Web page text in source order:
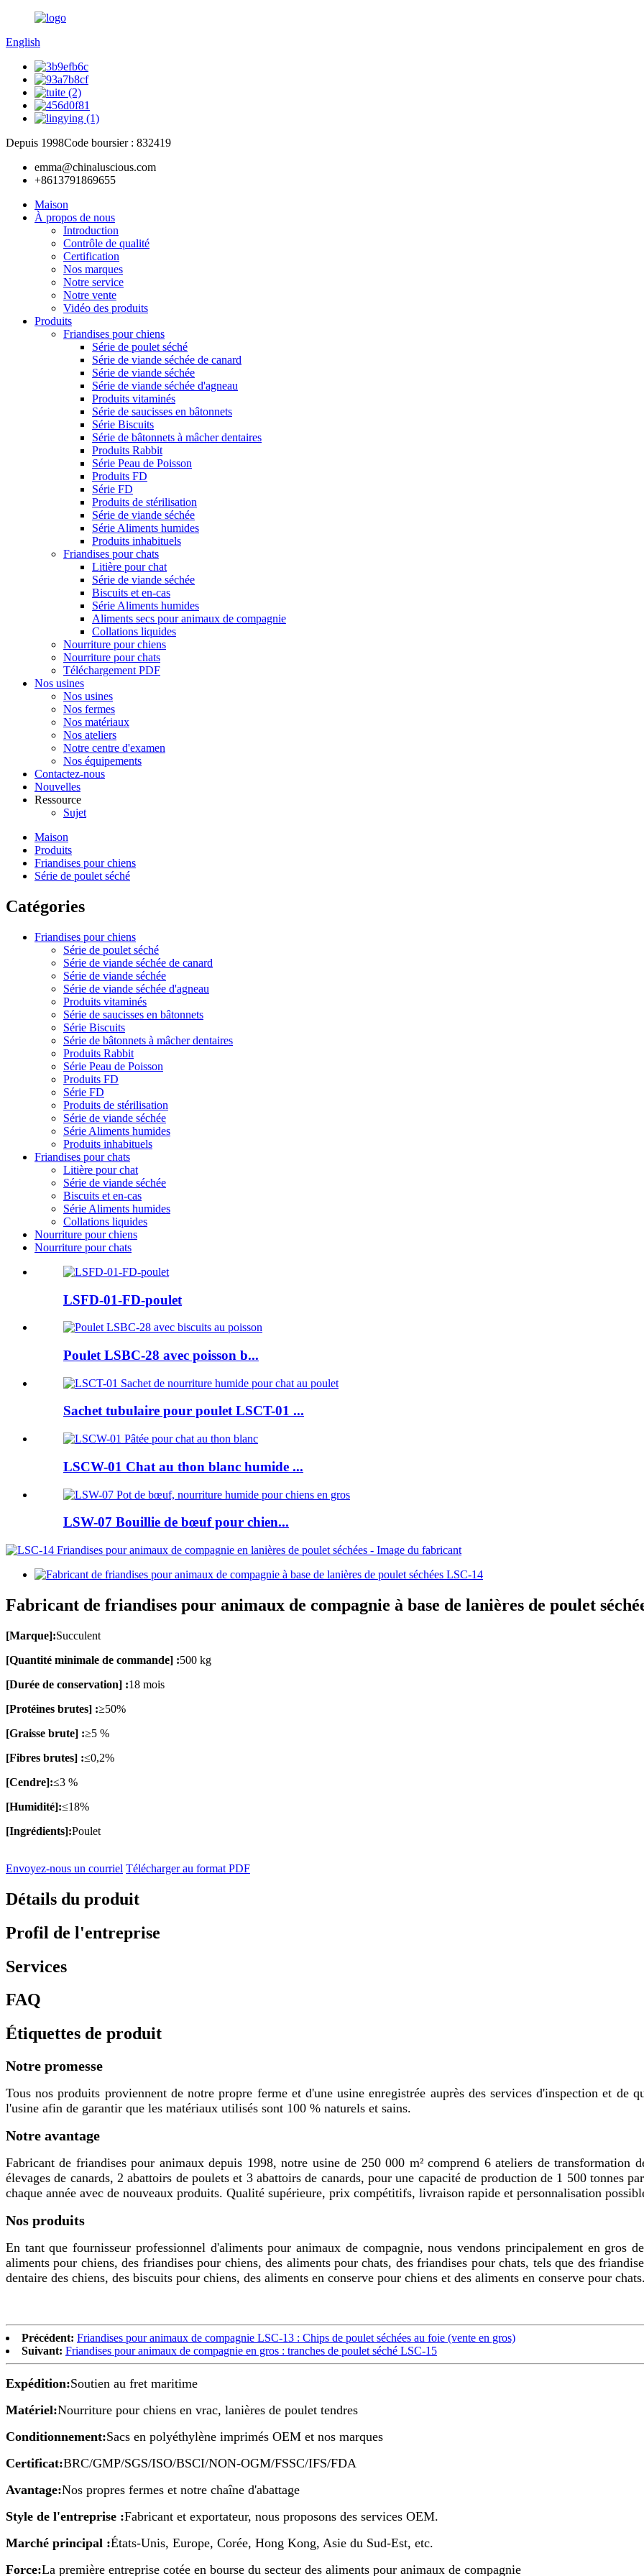
English
Depuis 1998Code boursier : 832419
emma@chinaluscious.com
+8613791869655
Maison
À propos de nous
Introduction
Contrôle de qualité
Certification
Nos marques
Notre service
Notre vente
Vidéo des produits
Produits
Friandises pour chiens
Série de poulet séché
Série de viande séchée de canard
Série de viande séchée
Série de viande séchée d'agneau
Produits vitaminés
Série de saucisses en bâtonnets
Série Biscuits
Série de bâtonnets à mâcher dentaires
Produits Rabbit
Série Peau de Poisson
Produits FD
Série FD
Produits de stérilisation
Série de viande séchée
Série Aliments humides
Produits inhabituels
Friandises pour chats
Litière pour chat
Série de viande séchée
Biscuits et en-cas
Série Aliments humides
Aliments secs pour animaux de compagnie
Collations liquides
Nourriture pour chiens
Nourriture pour chats
Téléchargement PDF
Nos usines
Nos usines
Nos fermes
Nos matériaux
Nos ateliers
Notre centre d'examen
Nos équipements
Contactez-nous
Nouvelles
Ressource
Sujet
Maison
Produits
Friandises pour chiens
Série de poulet séché
Catégories
Friandises pour chiens
Série de poulet séché
Série de viande séchée de canard
Série de viande séchée
Série de viande séchée d'agneau
Produits vitaminés
Série de saucisses en bâtonnets
Série Biscuits
Série de bâtonnets à mâcher dentaires
Produits Rabbit
Série Peau de Poisson
Produits FD
Série FD
Produits de stérilisation
Série de viande séchée
Série Aliments humides
Produits inhabituels
Friandises pour chats
Litière pour chat
Série de viande séchée
Biscuits et en-cas
Série Aliments humides
Collations liquides
Nourriture pour chiens
Nourriture pour chats
LSFD-01-FD-poulet
Poulet LSBC-28 avec poisson b...
Sachet tubulaire pour poulet LSCT-01 ...
LSCW-01 Chat au thon blanc humide ...
LSW-07 Bouillie de bœuf pour chien...
Fabricant de friandises pour animaux de compagnie à base de lanières de poulet
[Marque]:Succulent
[Quantité minimale de commande] :500 kg
[Durée de conservation] :18 mois
[Protéines brutes] :≥50%
[Graisse brute] :≥5 %
[Fibres brutes] :≤0,2%
[Cendre]:≤3 %
[Humidité]:≤18%
[Ingrédients]:Poulet
Envoyez-nous un courriel Télécharger au format PDF
Détails du produit
Profil de l'entreprise
Services
FAQ
Étiquettes de produit
Notre promesse
Tous nos produits proviennent de notre propre ferme et d'une usine enregistrée auprès des services d'inspection et de
l'usine afin de garantir que les matériaux utilisés sont 100 % naturels et sains.
Notre avantage
Fabricant de friandises pour animaux depuis 1998, notre usine de 250 000 m² comprend 6 ateliers de transformation
élevages de canards, 2 abattoirs de poulets et 3 abattoirs de canards, pour une capacité de production de 1 500 tonnes
chaque année avec de nouveaux produits. Qualité supérieure, prix compétitifs, livraison rapide et personnalisation
Nos produits
En tant que fournisseur professionnel d'aliments pour animaux de compagnie, nous vendons principalement en gros
aliments pour chiens, des friandises pour chiens, des aliments pour chats, des friandises pour chats, tels que des
dentaire des chiens, des biscuits pour chiens, des aliments en conserve pour chiens et des aliments en conserve pour chats.
Précédent: Friandises pour animaux de compagnie LSC-13 : Chips de poulet séchées au foie (vente en gros)
Suivant: Friandises pour animaux de compagnie en gros : tranches de poulet séché LSC-15
Expédition:Soutien au fret maritime
Matériel:Nourriture pour chiens en vrac, lanières de poulet tendres
Conditionnement:Sacs en polyéthylène imprimés OEM et nos marques
Certificat:BRC/GMP/SGS/ISO/BSCI/NON-OGM/FSSC/IFS/FDA
Avantage:Nos propres fermes et notre chaîne d'abattage
Style de l'entreprise :Fabricant et exportateur, nous proposons des services OEM.
Marché principal :États-Unis, Europe, Corée, Hong Kong, Asie du Sud-Est, etc.
Force:La première entreprise cotée en bourse du secteur des aliments pour animaux de compagnie